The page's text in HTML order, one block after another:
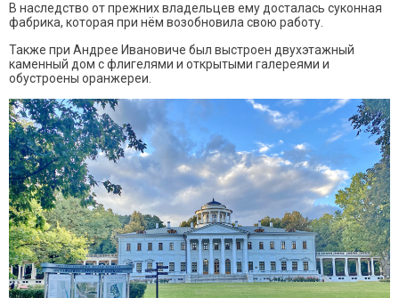
В наследство от прежних владельцев ему досталась суконная
фабрика, которая при нём возобновила свою работу.
Также при Андрее Ивановиче был выстроен двухэтажный
каменный дом с флигелями и открытыми галереями и
обустроены оранжереи.